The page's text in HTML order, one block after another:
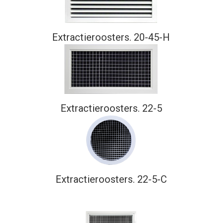
Extractieroosters. 20-45-H
Extractieroosters. 22-5
Extractieroosters. 22-5-C